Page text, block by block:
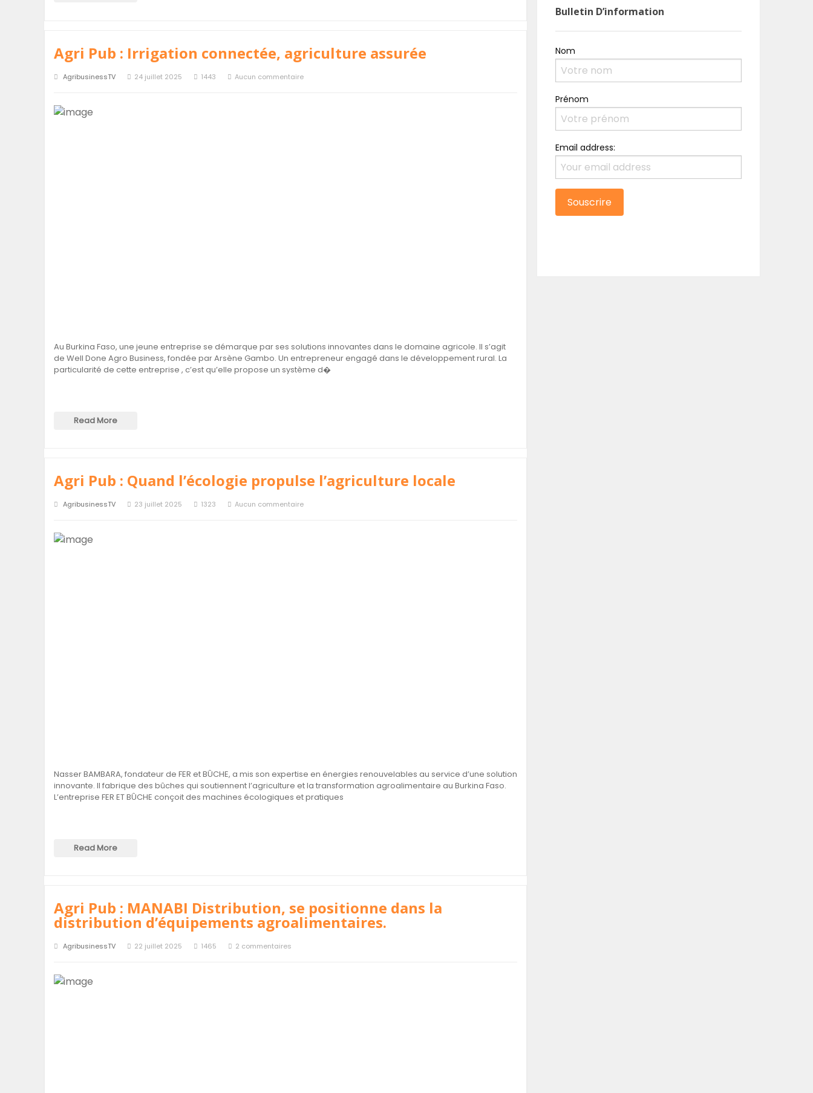
Agri Pub : Irrigation connectée, agriculture assurée
AgribusinessTV 24 juillet 2025 1443 Aucun commentaire
Au Burkina Faso, une jeune entreprise se démarque par ses solutions innovantes dans le domaine agricole. Il s’agit
de Well Done Agro Business, fondée par Arsène Gambo. Un entrepreneur engagé dans le développement rural. La
particularité de cette entreprise , c’est qu’elle propose un système d�
Read More
Agri Pub : Quand l’écologie propulse l’agriculture locale
AgribusinessTV 23 juillet 2025 1323 Aucun commentaire
Nasser BAMBARA, fondateur de FER et BÛCHE, a mis son expertise en énergies renouvelables au service d’une solution
innovante. Il fabrique des bûches qui soutiennent l’agriculture et la transformation agroalimentaire au Burkina Faso.
L’entreprise FER ET BÛCHE conçoit des machines écologiques et pratiques
Read More
Agri Pub : MANABI Distribution, se positionne dans la
distribution d’équipements agroalimentaires.
AgribusinessTV 22 juillet 2025 1465 2 commentaires
Bulletin D’information
Nom
Prénom
Email address: